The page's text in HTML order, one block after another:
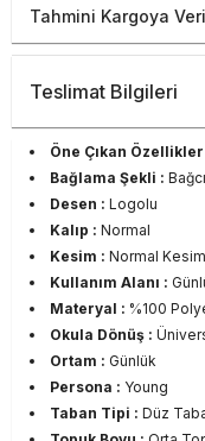
Tahmini Kargoya
Teslimat Bilgileri
Öne Çıkan Özellikler
Bağlama Şekli :
Desen : Logolu
Kalıp : Normal
Kesim : Normal Kesim
Kullanım Alanı :
Materyal : %100
Okula Dönüş :
Ortam : Günlük
Persona : Young
Taban Tipi : Düz